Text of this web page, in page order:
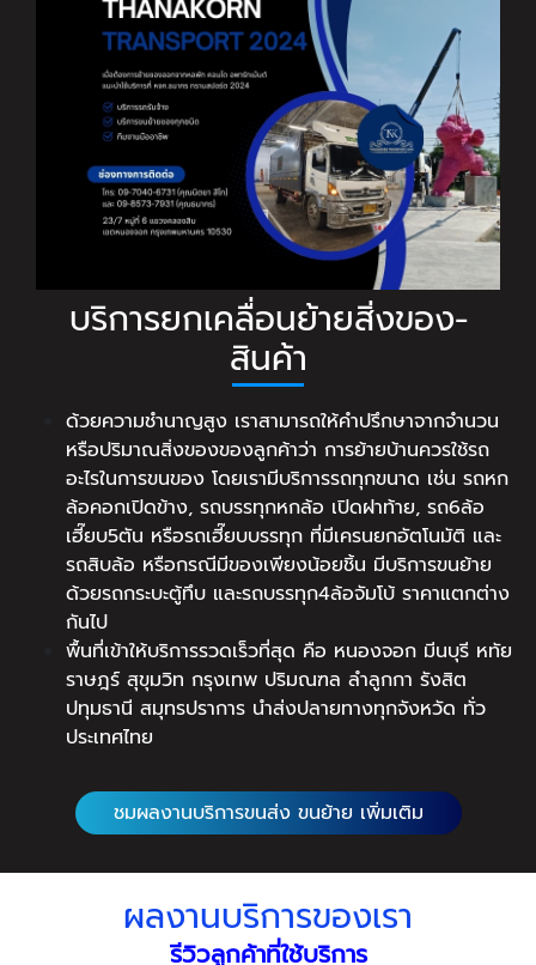
บริการยกเคลื่อนย้ายสิ่งของ-
สินค้า
ด้วยความชำนาญสูง เราสามารถให้คำปรึกษาจากจำนวน
หรือปริมาณสิ่งของของลูกค้าว่า การย้ายบ้านควรใช้รถ
อะไรในการขนของ โดยเรามีบริการรถทุกขนาด เช่น รถหก
ล้อคอกเปิดข้าง, รถบรรทุกหกล้อ เปิดฝาท้าย, รถ6ล้อ
เฮี๊ยบ5ตัน หรือรถเฮี๊ยบบรรทุก ที่มีเครนยกอัตโนมัติ และ
รถสิบล้อ หรือกรณีมีของเพียงน้อยชิ้น มีบริการขนย้าย
ด้วยรถกระบะตู้ทึบ และรถบรรทุก4ล้อจัมโบ้ ราคาแตกต่าง
กันไป
พื้นที่เข้าให้บริการรวดเร็วที่สุด คือ หนองจอก มีนบุรี หทัย
ราษฎร์ สุขุมวิท กรุงเทพ ปริมณฑล ลำลูกกา รังสิต
ปทุมธานี สมุทรปราการ นำส่งปลายทางทุกจังหวัด ทั่ว
ประเทศไทย
ชมผลงานบริการขนส่ง ขนย้าย เพิ่มเติม
ผลงานบริการของเรา
รีวิวลูกค้าที่ใช้บริการ